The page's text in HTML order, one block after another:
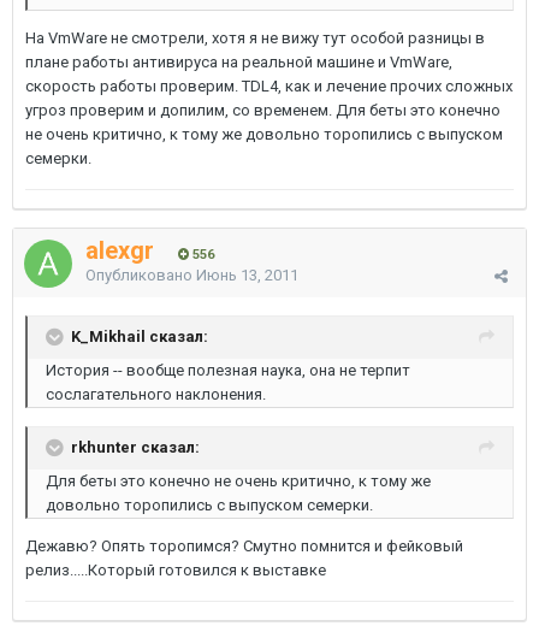
На VmWare не смотрели, хотя я не вижу тут особой разницы в
плане работы антивируса на реальной машине и VmWare,
скорость работы проверим. TDL4, как и лечение прочих сложных
угроз проверим и допилим, со временем. Для беты это конечно
не очень критично, к тому же довольно торопились с выпуском
семерки.
alexgr 556
Опубликовано Июнь 13, 2011
K_Mikhail сказал:
История -- вообще полезная наука, она не терпит
сослагательного наклонения.
rkhunter сказал:
Для беты это конечно не очень критично, к тому же
довольно торопились с выпуском семерки.
Дежавю? Опять торопимся? Смутно помнится и фейковый
релиз.....Который готовился к выставке